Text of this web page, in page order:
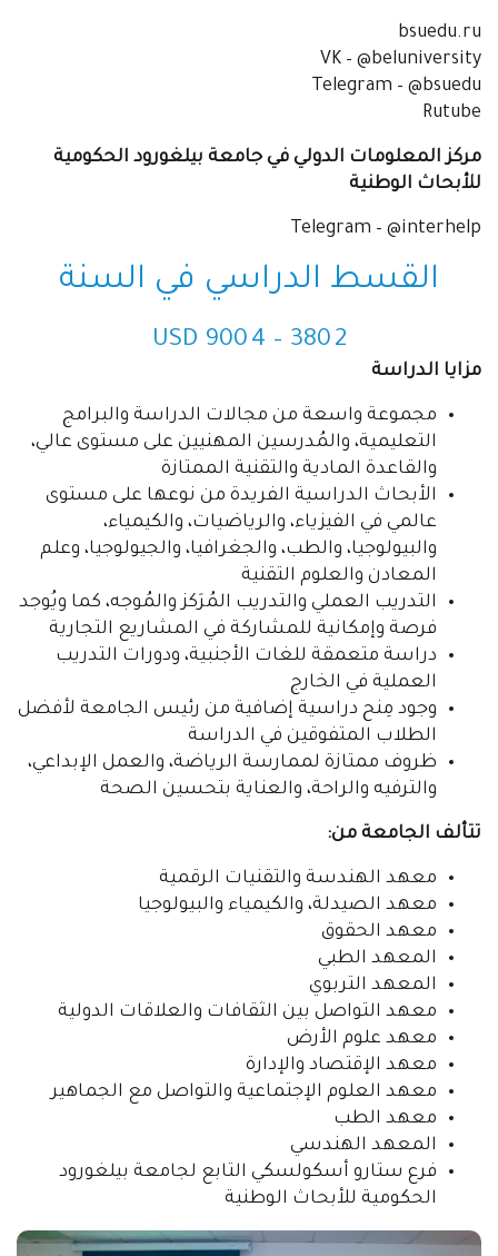
bsuedu.ru
VK – @beluniversity
Telegram – @bsuedu
Rutube
مركز المعلومات الدولي في جامعة بيلغورود الحكومية
للأبحاث الوطنية
Telegram – @interhelp
القسط الدراسي في السنة
2 380 – 4 900
مزايا الدراسة
مجموعة واسعة من مجالات الدراسة والبرامج
التعليمية، والمُدرسين المهنيين على مستوى عالي،
والقاعدة المادية والتقنية الممتازة
الأبحاث الدراسية الفريدة من نوعها على مستوى
عالمي في الفيزياء، والرياضيات، والكيمياء،
والبيولوجيا، والطب، والجغرافيا، والجيولوجيا، وعلم
المعادن والعلوم التقنية
التدريب العملي والتدريب المُرَكز والمُوجه، كما ويُوجد
فرصة وإمكانية للمشاركة في المشاريع التجارية
دراسة متعمقة للغات الأجنبية، ودورات التدريب
العملية في الخارج
وجود مِنح دراسية إضافية من رئيس الجامعة لأفضل
الطلاب المتفوقين في الدراسة
ظروف ممتازة لممارسة الرياضة، والعمل الإبداعي،
والترفيه والراحة، والعناية بتحسين الصحة
تتألف الجامعة من:
معهد الهندسة والتقنيات الرقمية
معهد الصيدلة، والكيمياء والبيولوجيا
معهد الحقوق
المعهد الطبي
المعهد التربوي
معهد التواصل بين الثقافات والعلاقات الدولية
معهد علوم الأرض
معهد الإقتصاد والإدارة
معهد العلوم الإجتماعية والتواصل مع الجماهير
معهد الطب
المعهد الهندسي
فرع ستارو أسكولسكي التابع لجامعة بيلغورود
الحكومية للأبحاث الوطنية